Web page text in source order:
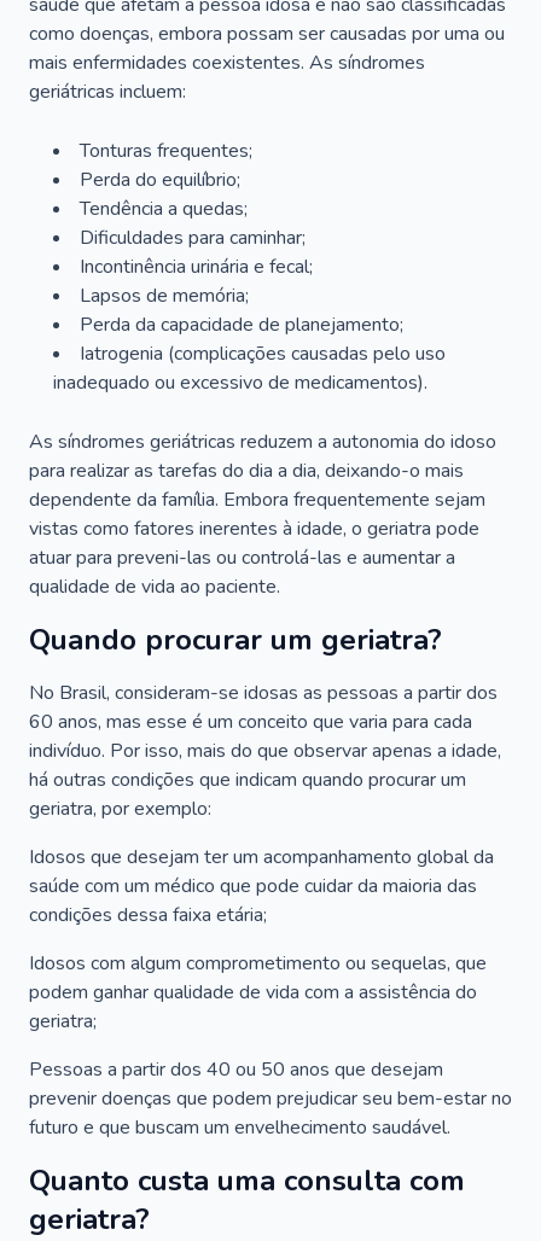
como doenças, embora possam ser causadas por uma ou
mais enfermidades coexistentes. As síndromes
geriátricas incluem:
Tonturas frequentes;
Perda do equilíbrio;
Tendência a quedas;
Dificuldades para caminhar;
Incontinência urinária e fecal;
Lapsos de memória;
Perda da capacidade de planejamento;
Iatrogenia (complicações causadas pelo uso
inadequado ou excessivo de medicamentos).
As síndromes geriátricas reduzem a autonomia do idoso
para realizar as tarefas do dia a dia, deixando-o mais
dependente da família. Embora frequentemente sejam
vistas como fatores inerentes à idade, o geriatra pode
atuar para preveni-las ou controlá-las e aumentar a
qualidade de vida ao paciente.
Quando procurar um geriatra?
No Brasil, consideram-se idosas as pessoas a partir dos
60 anos, mas esse é um conceito que varia para cada
indivíduo. Por isso, mais do que observar apenas a idade,
há outras condições que indicam quando procurar um
geriatra, por exemplo:
Idosos que desejam ter um acompanhamento global da
saúde com um médico que pode cuidar da maioria das
condições dessa faixa etária;
Idosos com algum comprometimento ou sequelas, que
podem ganhar qualidade de vida com a assistência do
geriatra;
Pessoas a partir dos 40 ou 50 anos que desejam
prevenir doenças que podem prejudicar seu bem-estar no
futuro e que buscam um envelhecimento saudável.
Quanto custa uma consulta com
geriatra?